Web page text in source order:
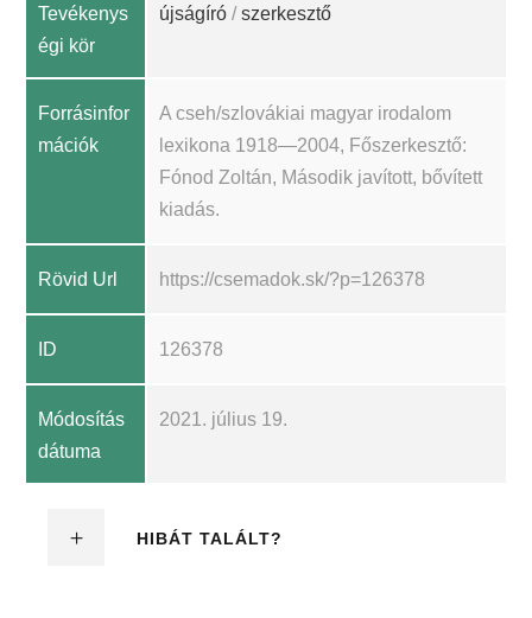
Tevékenys
égi kör
újságíró /szerkesztő
Forrásinfor
mációk
A cseh/szlovákiai magyar irodalom
lexikona 1918—2004, Főszerkesztő:
Fónod Zoltán, Második javított, bővített
kiadás.
Rövid Url https://csemadok.sk/?p=126378
ID 126378
Módosítás
dátuma
2021. július 19.
HIBÁT TALÁLT?